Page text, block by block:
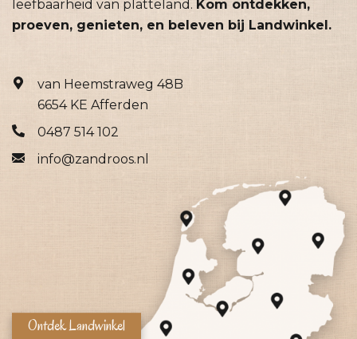
leefbaarheid van platteland. Kom ontdekken,
proeven, genieten, en beleven bij Landwinkel.
van Heemstraweg 48B
6654 KE Afferden
0487 514 102
info@zandroos.nl
Ontdek Landwinkel